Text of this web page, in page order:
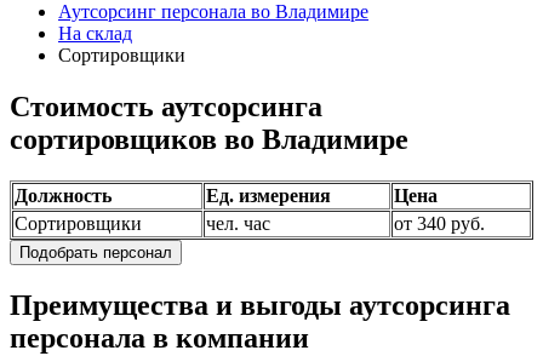
Аутсорсинг персонала во Владимире
На склад
Сортировщики
Стоимость аутсорсинга
сортировщиков во Владимире
Должность Ед. измерения
Цена
Сортировщики
чел. час от 340 руб.
Подобрать персонал
Преимущества и выгоды аутсорсинга
персонала в компании